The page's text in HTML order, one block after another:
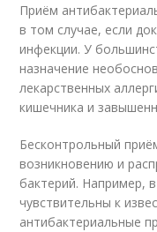
Приём
в том случае, если
инфекции. У
назначение
лекарственных
кишечника и
Бесконтрольный
возникновению и
бактерий. Например,
чувствительны к
антибактериальные